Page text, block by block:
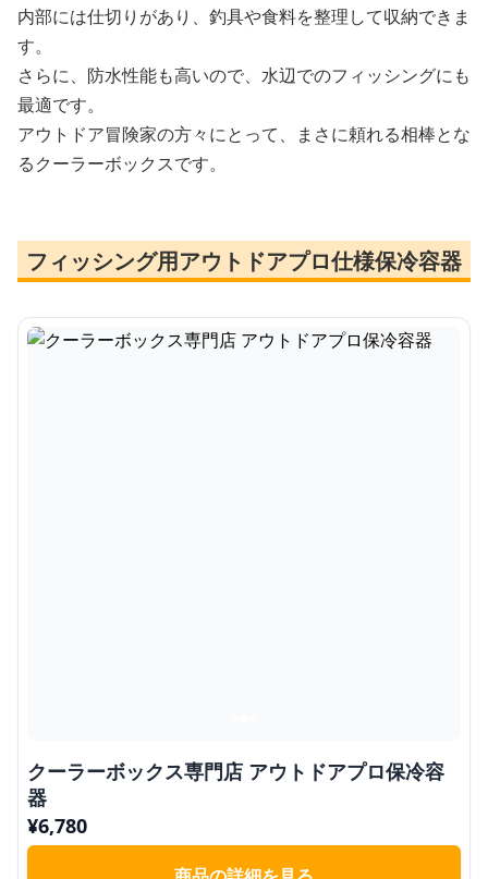
内部には仕切りがあり、釣具や食料を整理して収納できま
す。
さらに、防水性能も高いので、水辺でのフィッシングにも
最適です。
アウトドア冒険家の方々にとって、まさに頼れる相棒とな
るクーラーボックスです。
フィッシング用アウトドアプロ仕様保冷容器
クーラーボックス専門店 アウトドアプロ保冷容
器
¥6,780